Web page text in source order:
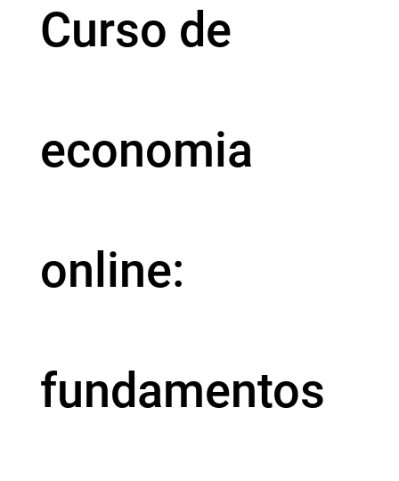
Curso de
economia
online:
fundamentos